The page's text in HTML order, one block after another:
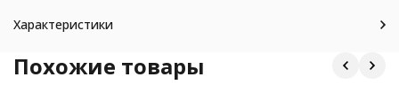
Характеристики
Похожие товары